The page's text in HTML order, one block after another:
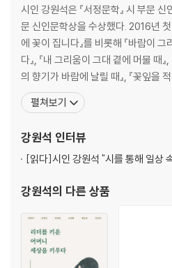
· 우리를 위한 세상
· 게으른 아침
· 무게
· 새는 푸른 가지를 찾아서 앉는다
· 빨래
· 꽃과 별
· 근심
· 멀미
· 그리움의 시간
· 눈 뜨자마자
시인 강원석은 『서정문학』 시 부문 신
문 신인문학상을 수상했다. 2016년
에 꽃이 집니다』를 비롯해 『바람이 그
다』, 『내 그리움이 그대 곁에 머물 때』
의 향기가 바람에 날릴 때』, 『꽃잎을
주고 싶은 말』, 『어떻게 사세요』 등
한 연령층의 사랑을 받으며, 전작 모두
위에 오르기도 했다.
펼쳐보기
강원석 인터뷰
[읽다]시인 강원석 "시를 통해 일상
강원석의 다른 상품